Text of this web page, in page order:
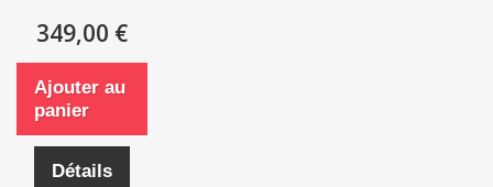
349,00 €
Ajouter au
panier
Détails